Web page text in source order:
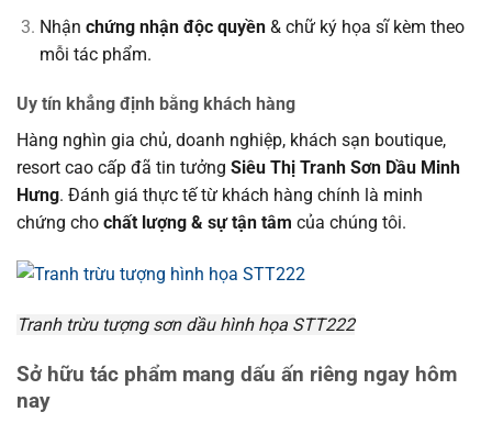
Nhận chứng nhận độc quyền& chữ ký họa sĩ kèm theo
mỗi tác phẩm.
Uy tín khẳng định bằng khách hàng
Hàng nghìn gia chủ, doanh nghiệp, khách sạn boutique,
resort cao cấp đã tin tưởng Siêu Thị Tranh Sơn Dầu Minh
Hưng. Đánh giá thực tế từ khách hàng chính là minh
chứng cho chất lượng & sự tận tâm của chúng tôi.
Tranh trừu tượng sơn dầu hình họa STT222
Sở hữu tác phẩm mang dấu ấn riêng ngay hôm
nay